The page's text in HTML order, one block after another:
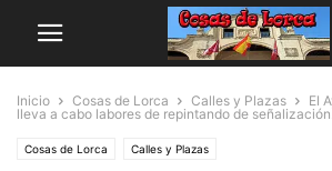
Inicio Cosas de Lorca Calles y Plazas
El
lleva a cabo labores de repintando de
Cosas de Lorca Calles y Plazas